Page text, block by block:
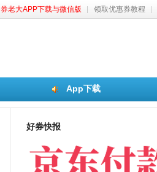
券老大APP下载与微信版 领取优惠券教程
App下载
好券快报